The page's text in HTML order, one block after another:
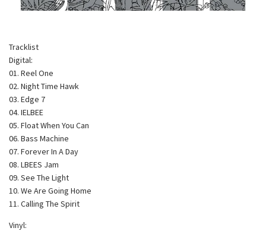
Tracklist
Digital:
01. Reel One
02. Night Time Hawk
03. Edge 7
04. IELBEE
05. Float When You Can
06. Bass Machine
07. Forever In A Day
08. LBEES Jam
09. See The Light
10. We Are Going Home
11. Calling The Spirit
Vinyl: